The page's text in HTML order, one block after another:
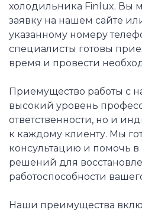
холодильника Finlux. Вы
заявку на нашем сайте
указанному номеру
специалисты готовы
время и провести
Приемущество работы с
высокий уровень
ответственности, но и
к каждому клиенту. Мы
консультацию и помочь
решений для
работоспособности
Наши преимущества